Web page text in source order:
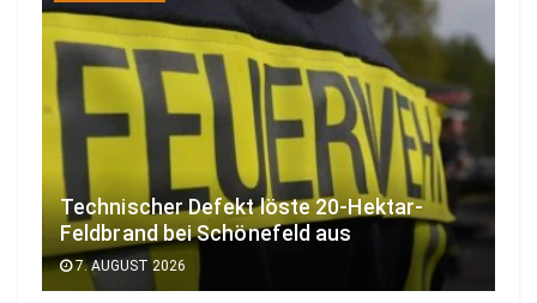
Technischer Defekt löste 20-Hektar-
Feldbrand bei Schönefeld aus
7. AUGUST 2026